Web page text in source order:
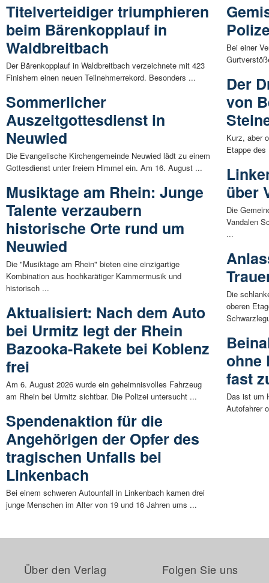
Titelverteidiger triumphieren
beim Bärenkopplauf in
Waldbreitbach
Der Bärenkopplauf in Waldbreitbach verzeichnete mit 423
Finishern einen neuen Teilnehmerrekord. Besonders ...
Sommerlicher
Auszeitgottesdienst in
Neuwied
Die Evangelische Kirchengemeinde Neuwied lädt zu einem
Gottesdienst unter freiem Himmel ein. Am 16. August ...
Musiktage am Rhein: Junge
Talente verzaubern
historische Orte rund um
Neuwied
Die "Musiktage am Rhein" bieten eine einzigartige
Kombination aus hochkarätiger Kammermusik und
historisch ...
Aktualisiert: Nach dem Auto
bei Urmitz legt der Rhein
Bazooka-Rakete bei Koblenz
frei
Am 6. August 2026 wurde ein geheimnisvolles Fahrzeug
am Rhein bei Urmitz sichtbar. Die Polizei untersucht ...
Spendenaktion für die
Angehörigen der Opfer des
tragischen Unfalls bei
Linkenbach
Bei einem schweren Autounfall in Linkenbach kamen drei
junge Menschen im Alter von 19 und 16 Jahren ums ...
Bei einer
Der
von
Kurz, aber
Etappe
über
Die
Vandalen
...
Die
oberen
ohne
fast
Das ist um
Autofahrer
Über den Verlag Folgen Sie uns